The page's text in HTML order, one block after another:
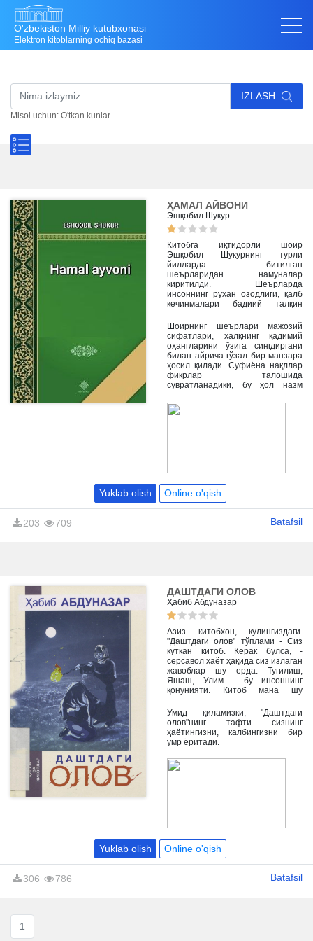
O'zbekiston Milliy kutubxonasi
Elektron kitoblarning ochiq bazasi
IZLASH
Misol uchun: O'tkan kunlar
ҲАМАЛ АЙВОНИ
Эшқобил Шукур
Китобга иқтидорли шоир
Эшқобил Шукурнинг турли
йилларда битилган
шеърларидан намуналар
киритилди. Шеърларда
инсоннинг руҳан озодлиги, қалб
кечинмалари бадиий талқин
Шоирнинг шеърлари мажозий
сифатлари, халқнинг қадимий
оҳангларини ўзига сингдиргани
билан айрича гўзал бир манзара
ҳосил қилади. Суфиёна нақллар
фикрлар талошида
сувратланадики, бу ҳол назм
ичажагига ботинда яна бир карра
ишонч уйғотади.
Yuklab olish Online o'qish
203 709 Batafsil
ДАШТДАГИ ОЛОВ
Ҳабиб Абдуназар
Азиз китобхон, кулингиздаги
"Даштдаги олов" тўплами - Сиз
куткан китоб. Керак булса, -
серсавол ҳаёт ҳақида сиз излаган
жавоблар шу ерда. Туғилиш,
Яшаш, Улим - бу инсоннинг
қонунияти. Китоб мана шу
ва оқибат ҳақида.
Умид қиламизки, "Даштдаги
олов"нинг тафти сизнинг
ҳаётингизни, калбингизни бир
умр ёритади.
Yuklab olish Online o'qish
306 786 Batafsil
1